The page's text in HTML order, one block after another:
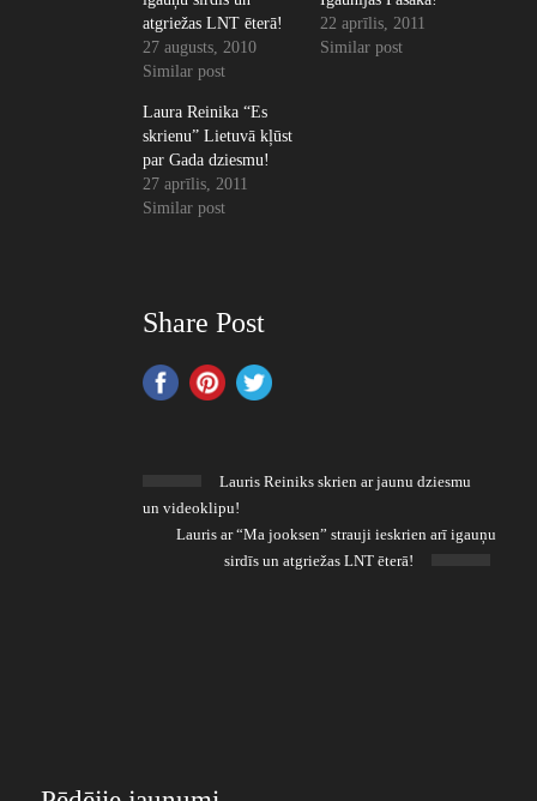
atgriežas LNT ēterā!
27 augusts, 2010
Similar post
22 aprīlis, 2011
Similar post
Laura Reinika “Es
skrienu” Lietuvā kļūst
par Gada dziesmu!
27 aprīlis, 2011
Similar post
Share Post
Lauris Reiniks skrien ar jaunu dziesmu
un videoklipu!
Lauris ar “Ma jooksen” strauji ieskrien arī igauņu
sirdīs un atgriežas LNT ēterā!